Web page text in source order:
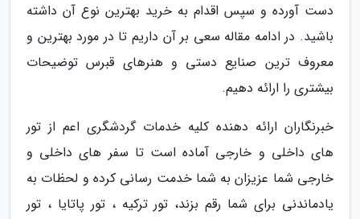
دست آورده و سپس اقدام به خرید بهترین نوع آن داشته
باشید. در ادامه مقاله سعی بر آن داریم تا در مورد بهترین و
معروف ترین صنایع دستی و هنرهای قبرس توضیحات
بیشتری را ارائه دهیم.
خبرنگاران ارائه دهنده کلیه خدمات گردشگری اعم از تور
های داخلی و خارجی آماده است تا سفر های داخلی و
خارجی شما عزیزان به شما خدمت رسانی کرده و لحظات به
یادماندنی برای شما رقم بزند، تور ترکیه ، تور پاتایا ، تور